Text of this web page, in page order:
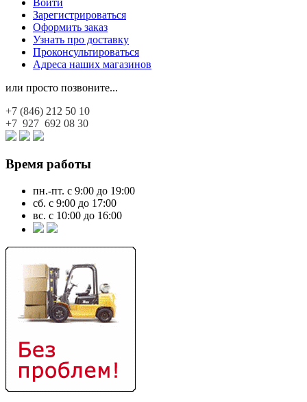
Войти
Зарегистрироваться
Оформить заказ
Узнать про доставку
Проконсультироваться
Адреса наших магазинов
или просто позвоните...
+7 (846) 212 50 10
+7 927 692 08 30
Время работы
пн.-пт. с 9:00 до 19:00
сб. с 9:00 до 17:00
вс. с 10:00 до 16:00